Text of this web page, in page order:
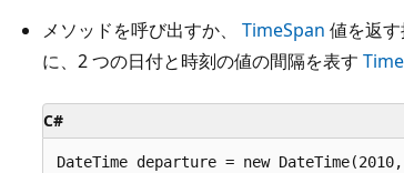
メソッドを呼び出すか、 TimeSpan 値を返
に、2 つの日付と時刻の値の間隔を表す
C#
DateTime departure = new